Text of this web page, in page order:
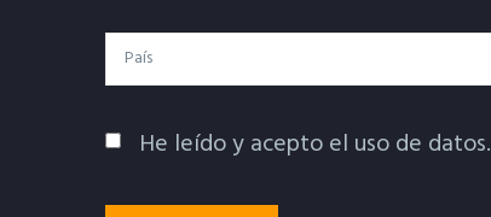
País
Política De Privacidad
He leído y acepto el uso de datos.